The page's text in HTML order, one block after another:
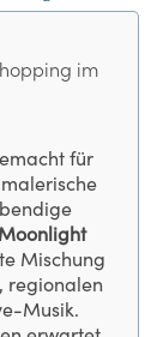
im
für
Moonlight
Mischung
regionalen
Musik.